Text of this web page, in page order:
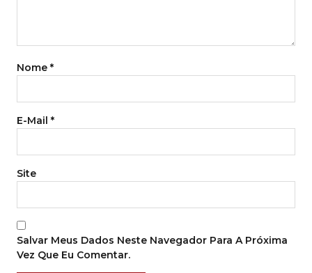
Nome *
E-Mail *
Site
Salvar Meus Dados Neste Navegador Para A Próxima
Vez Que Eu Comentar.